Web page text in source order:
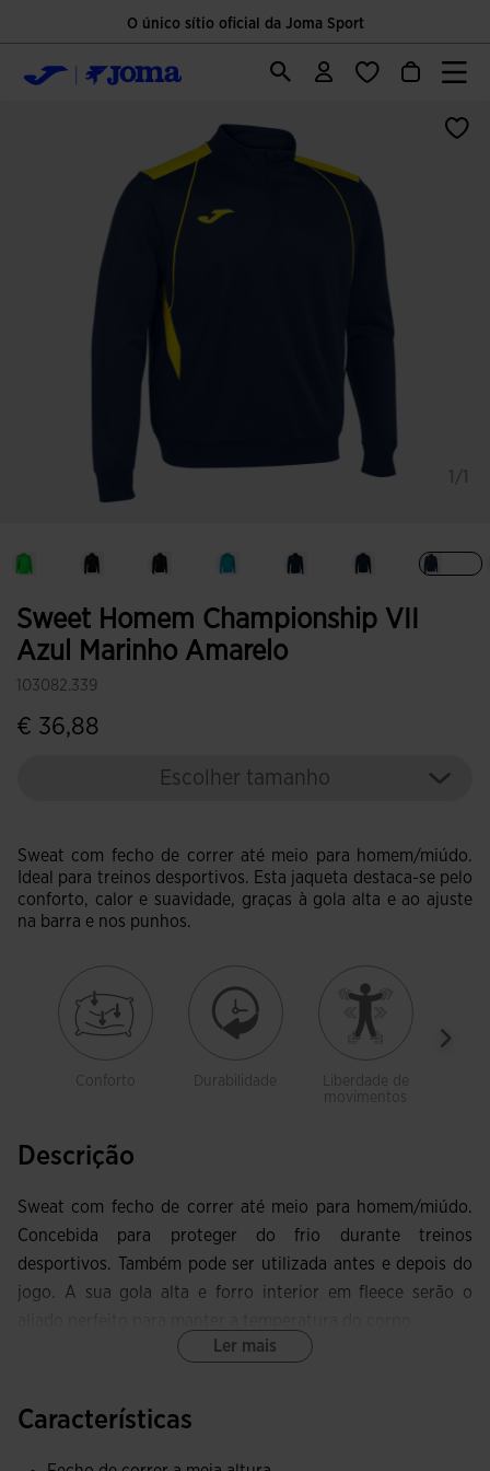
O único sítio oficial da Joma Sport
Sweet Homem Championship VII
Azul Marinho Amarelo
103082.339
€ 36,88
Escolher tamanho
Sweat com fecho de correr até meio para homem/miúdo.
Ideal para treinos desportivos. Esta jaqueta destaca-se pelo
conforto, calor e suavidade, graças à gola alta e ao ajuste
na barra e nos punhos.
Conforto Durabilidade
Liberdade de
movimentos
Descrição
Sweat com fecho de correr até meio para homem/miúdo.
Concebida para proteger do frio durante treinos
desportivos. Também pode ser utilizada antes e depois do
jogo. A sua gola alta e forro interior em fleece serão o
com o pescoço. Além disso, possui costuras avançadas na
Ler mais
Características